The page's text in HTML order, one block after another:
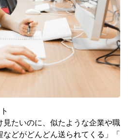
見たいのに、似たような企業や職
どがどんどん送られてくる」「